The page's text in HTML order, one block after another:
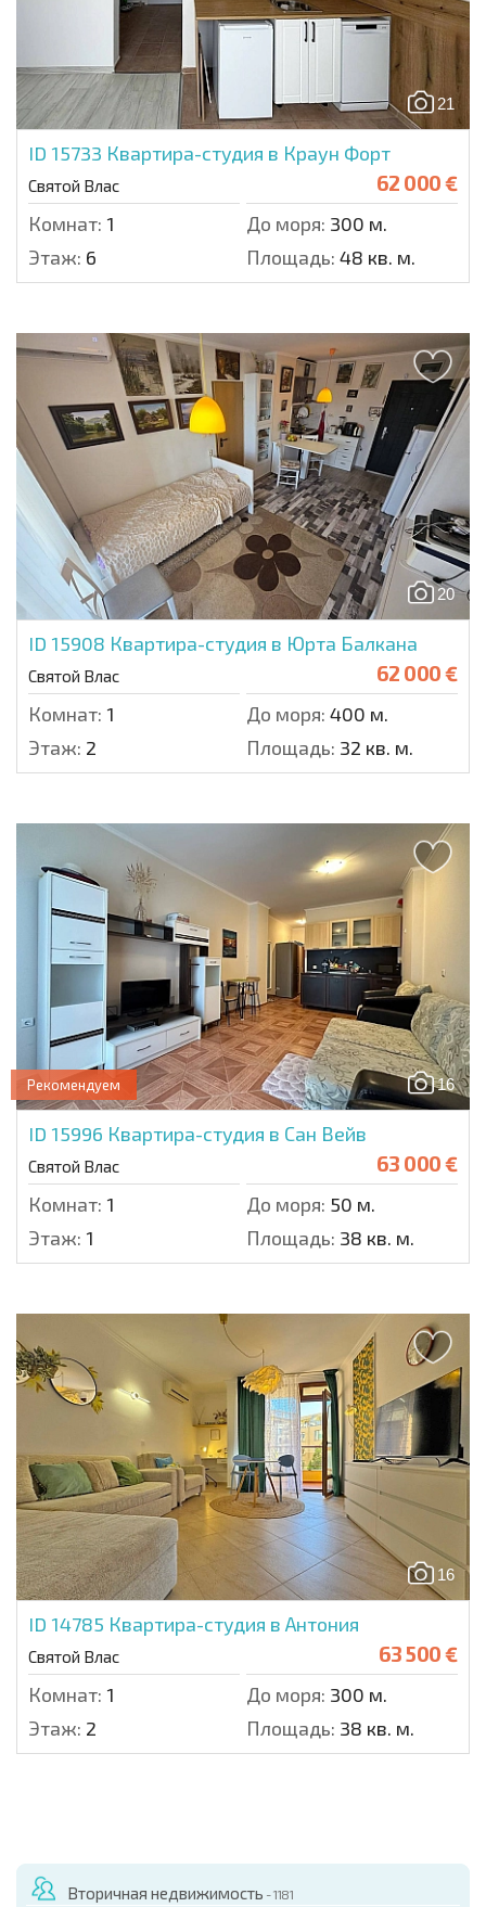
21
ID 15733 Квартира-студия в Краун Форт
Святой Влас 62 000 €
Комнат: 1 До моря: 300 м.
Этаж: 6 Площадь: 48 кв. м.
20
ID 15908 Квартира-студия в Юрта Балкана
Святой Влас 62 000 €
Комнат: 1 До моря: 400 м.
Этаж: 2 Площадь: 32 кв. м.
16
Рекомендуем
ID 15996 Квартира-студия в Сан Вейв
Святой Влас 63 000 €
Комнат: 1 До моря: 50 м.
Этаж: 1 Площадь: 38 кв. м.
16
ID 14785 Квартира-студия в Антония
Святой Влас 63 500 €
Комнат: 1 До моря: 300 м.
Этаж: 2 Площадь: 38 кв. м.
Вторичная недвижимость - 1181